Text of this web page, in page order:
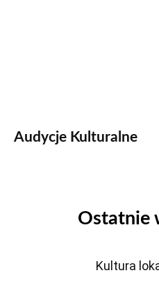
Audycje Kulturalne
Ostatnie
Kultura